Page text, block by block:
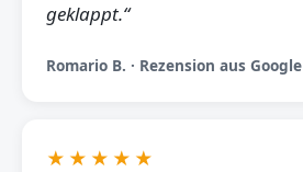
geklappt.“
Romario B. · Rezension aus Google
★★★★★